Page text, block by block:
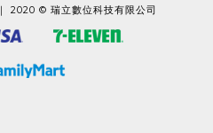
｜ 2020 © 瑞立數位科技有限公司